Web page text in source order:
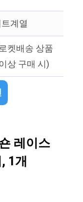
계열
켓배송 상품
상 구매 시)
레이스
1개